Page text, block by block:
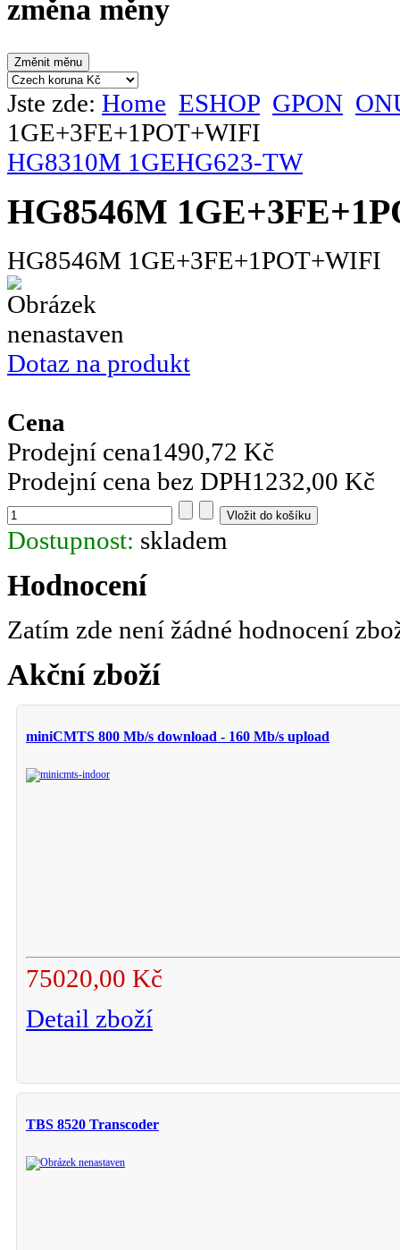
změna měny
Jste zde: Home ESHOP GPON
1GE+3FE+1POT+WIFI
HG8310M 1GEHG623-TW
HG8546M
HG8546M 1GE+3FE+1POT+WIFI
Dotaz na produkt
Cena
Prodejní cena1490,72 Kč
Prodejní cena bez DPH1232,00 Kč
Dostupnost: skladem
Hodnocení
Zatím zde není žádné hodnocení
Akční zboží
miniCMTS 800 Mb/s download - 160 Mb/s upload
75020,00 Kč
Detail zboží
TBS 8520 Transcoder